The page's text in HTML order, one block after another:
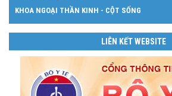
KHOA NGOẠI THẦN KINH - CỘT SỐNG
LIÊN KẾT WEBSITE